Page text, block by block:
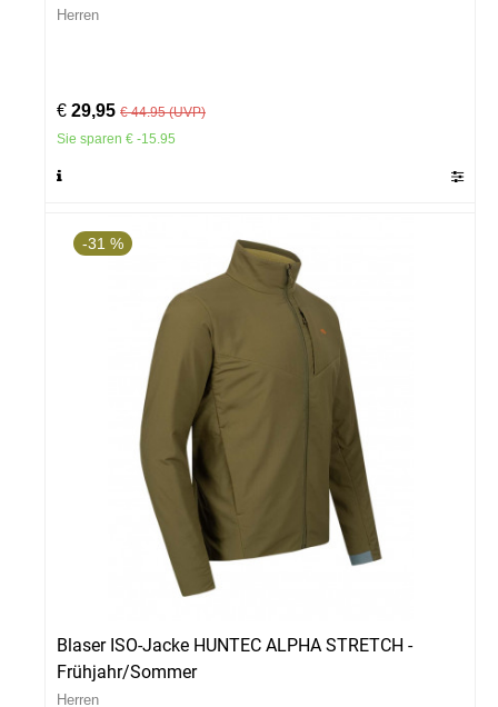
Herren
€ 29,95 € 44.95 (UVP)
Sie sparen € -15.95
-31 %
Blaser ISO-Jacke HUNTEC ALPHA STRETCH -
Frühjahr/Sommer
Herren